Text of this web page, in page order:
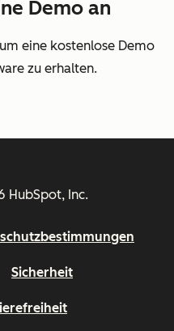
Demo an
eine kostenlose Demo
zu erhalten.
HubSpot, Inc.
Sicherheit